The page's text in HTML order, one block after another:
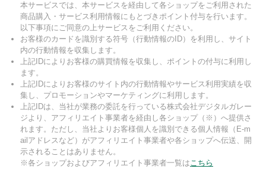
本サービスでは、本サービスを経由して各ショップをご利用された
商品購入・サービス利用情報にもとづきポイント付与を行います。
以下事項にご同意の上サービスをご利用ください。
お客様のカードを識別する符号（行動情報のID）を利用し、サイト
内の行動情報を収集します。
上記IDによりお客様の購買情報を収集し、ポイントの付与に利用し
ます。
上記IDによりお客様のサイト内の行動情報やサービス利用実績を収
集し、プロモーションやマーケティングに利用します。
上記IDは、当社が業務の委託を行っている株式会社デジタルガレー
ジより、アフィリエイト事業者を経由し各ショップ（※）へ提供さ
れます。ただし、当社よりお客様個人を識別できる個人情報（E-m
ailアドレスなど）がアフィリエイト事業者や各ショップへ伝送、開
示されることはありません。
※各ショップおよびアフィリエイト事業者一覧はこちら